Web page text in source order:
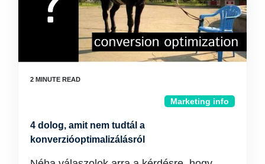
Marketing info
4 dolog, amit nem tudtál a
konverzióoptimalizálásról